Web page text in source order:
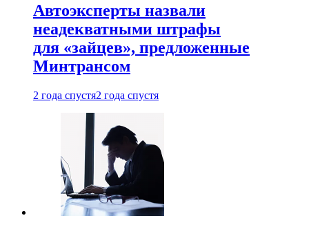
Автоэксперты назвали
неадекватными штрафы
для «зайцев», предложенные
Минтрансом
2 года спустя2 года спустя